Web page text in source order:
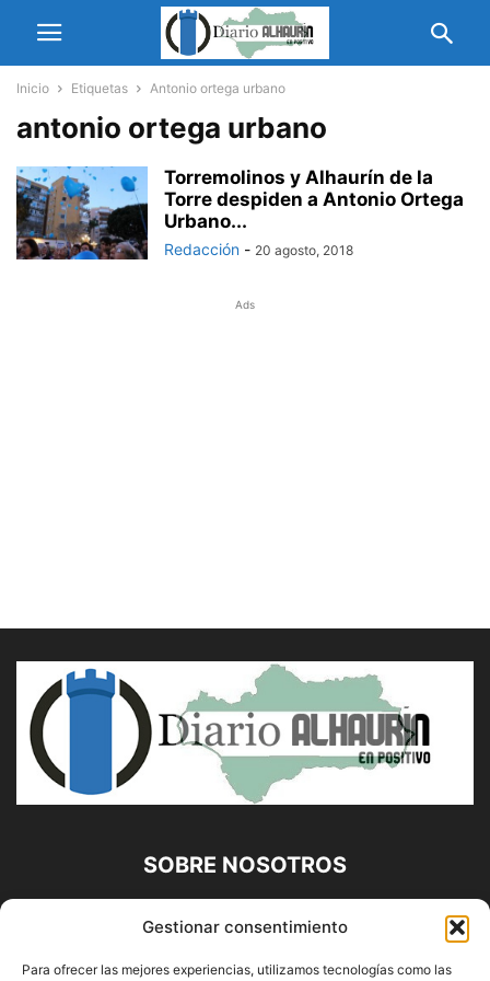
Gestionar consentimiento
Para ofrecer las mejores experiencias, utilizamos tecnologías como las
Inicio Etiquetas Antonio ortega urbano
antonio ortega urbano
Torremolinos y Alhaurín de la
Torre despiden a Antonio Ortega
Urbano...
Redacción - 20 agosto, 2018
Ads
SOBRE NOSOTROS
Diario Alhaurín (www.alhaurindelatorre.com) Propiedad de
Francisco E. López López | 639 95 71 95 | Noticias de
Alhaurín de la Torre, Málaga y Provincia|